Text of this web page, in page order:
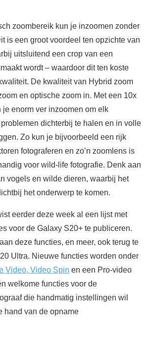
zoombereik kun je inzoomen zonder
is een groot voordeel ten opzichte van
uitsluitend een crop van een
wordt – waardoor dit ten koste
De kwaliteit van Hybrid zoom
en optische zoom in. Met een 10x
je enorm ver inzoomen om elk
dichterbij te halen en in volle
Zo kun je bijvoorbeeld een rijk
fotograferen en zo’n zoomlens is
voor wild-life fotografie. Denk aan
vogels en wilde dieren, waarbij het
het onderwerp te komen.
eerder deze week al een lijst met
voor de Galaxy S20+ te publiceren.
deze functies, en meer, ook terug te
Ultra. Nieuwe functies worden onder
Video, Video Spin en een Pro-video
welkome functies voor de
die handmatig instellingen wil
hand van de opname